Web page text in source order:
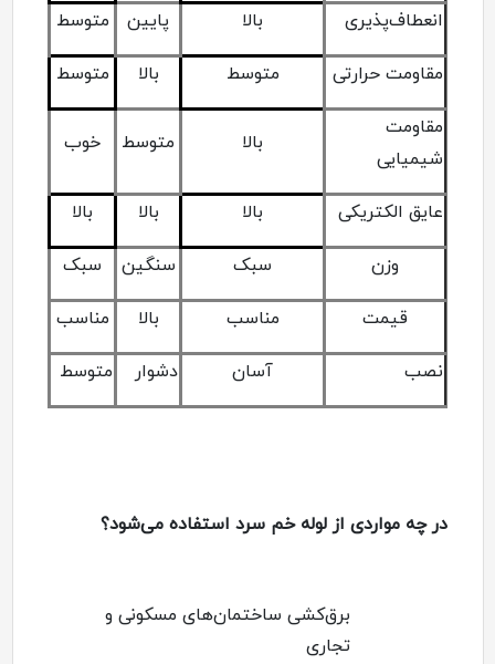
انعطاف‌پذیری بالا پایین متوسط
مقاومت حرارتی متوسط بالا متوسط
مقاومت
شیمیایی
بالا متوسط خوب
عایق الکتریکی بالا بالا بالا
وزن سبک سنگین سبک
قیمت مناسب بالا مناسب
نصب آسان دشوار متوسط
در چه مواردی از لوله خم سرد استفاده می‌شود؟
برق‌کشی ساختمان‌های مسکونی و
تجاری